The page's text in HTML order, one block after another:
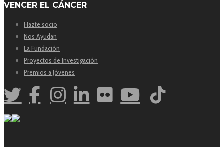
VENCER EL CÁNCER
Hazte socio
Nos Ayudan
La Fundación
Proyectos de Investigación
Premios a Jóvenes